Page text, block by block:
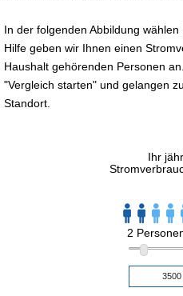
In der folgenden Abbildung
Hilfe geben wir Ihnen einen
Haushalt gehörenden Personen
"Vergleich starten" und gelangen
Standort.
Ihr
2